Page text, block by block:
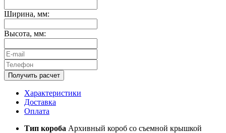
Ширина, мм:
Высота, мм:
Получить расчет
Характеристики
Доставка
Оплата
Тип короба Архивный короб со съемной крышкой